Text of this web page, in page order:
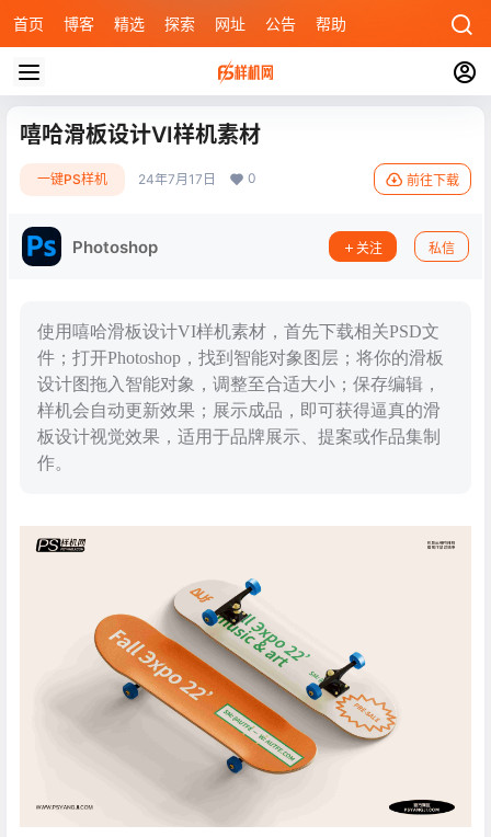
首页 博客 精选 探索 网址 公告 帮助
嘻哈滑板设计VI样机素材
一键PS样机 24年7月17日 0 前往下载
Photoshop 关注 私信
使用嘻哈滑板设计VI样机素材，首先下载相关PSD文
件；打开Photoshop，找到智能对象图层；将你的滑板
设计图拖入智能对象，调整至合适大小；保存编辑，
样机会自动更新效果；展示成品，即可获得逼真的滑
板设计视觉效果，适用于品牌展示、提案或作品集制
作。